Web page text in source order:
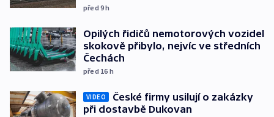
před 9h
Opilých řidičů nemotorových vozidel
skokově přibylo, nejvíc ve středních
Čechách
před 16 h
VIDEO
České firmy usilují o zakázky
při dostavbě Dukovan